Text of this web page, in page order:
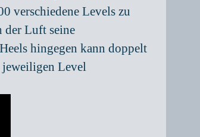
verschiedene Levels zu
der Luft seine
hingegen kann doppelt
jeweiligen Level